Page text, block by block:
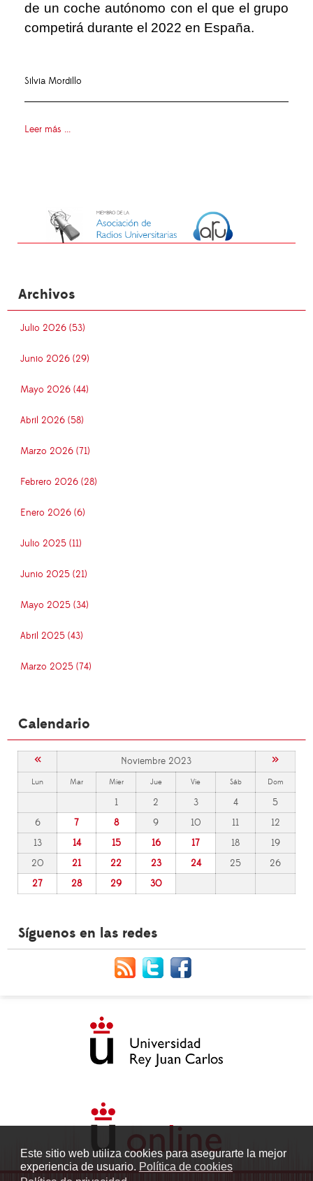
Este sitio web utiliza cookies para asegurarte la mejor
experiencia de usuario. Política de cookies
de un coche autónomo con el que el grupo
competirá durante el 2022 en España.
Silvia Mordillo
Leer más ...
Archivos
Julio 2026 (53)
Junio 2026 (29)
Mayo 2026 (44)
Abril 2026 (58)
Marzo 2026 (71)
Febrero 2026 (28)
Enero 2026 (6)
Julio 2025 (11)
Junio 2025 (21)
Mayo 2025 (34)
Abril 2025 (43)
Marzo 2025 (74)
Calendario
« Noviembre 2023 »
Lun Mar Mier Jue Vie Sáb Dom
1 2 3 4
5
6
7 8 9 10 11
12
13
14 15 16 17 18
19
20
21 22 23 24 25
26
27
28 29 30
Síguenos en las redes